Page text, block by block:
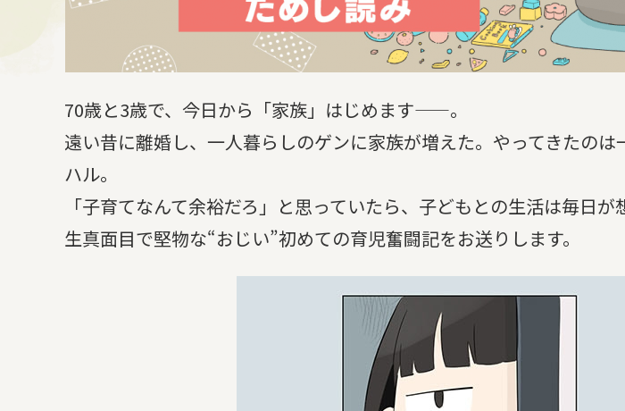
70歳と3歳で、今日から「家族」はじめます——。
遠い昔に離婚し、一人暮らしのゲンに家族が増えた。やってきたの
ハル。
「子育てなんて余裕だろ」と思っていたら、子どもとの生活は毎日
生真面目で堅物な“おじい”初めての育児奮闘記をお送りします。